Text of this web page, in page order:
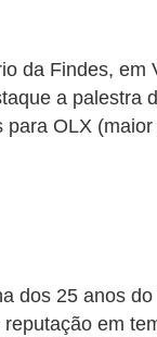
da Findes,
a palestra
OLX
dos 25 anos
em